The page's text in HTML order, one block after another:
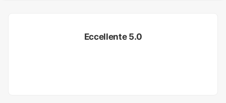
Eccellente 5.0